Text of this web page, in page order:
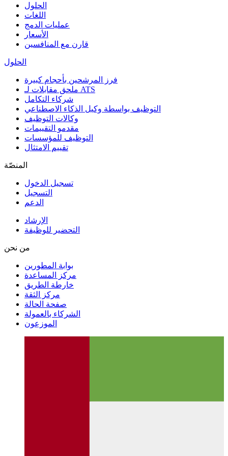
الحلول
اللغات
عمليات الدمج
الأسعار
قارن مع المنافسين
الحلول
فرز المرشحين بأحجام كبيرة
ملحق مقابلات لـ ATS
شركاء التكامل
التوظيف بواسطة وكيل الذكاء الاصطناعي
وكالات التوظيف
مقدمو التقييمات
التوظيف للمؤسسات
تقييم الامتثال
المنصّة
تسجيل الدخول
التسجيل
الدعم
الإرشاد
التحضير للوظيفة
من نحن
بوابة المطورين
مركز المساعدة
خارطة الطريق
مركز الثقة
صفحة الحالة
الشركاء بالعمولة
الموزعون